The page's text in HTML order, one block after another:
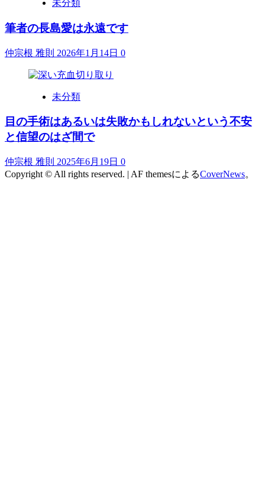
未分類
筆者の長島愛は永遠です
仲宗根 雅則 2026年1月14日 0
未分類
目の手術はあるいは失敗かもしれないという不安
と信望のはざ間で
仲宗根 雅則 2025年6月19日 0
Copyright © All rights reserved. | AF themesによるCoverNews。